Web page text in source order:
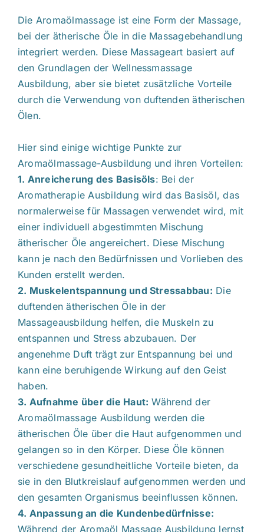
Die Aromaölmassage ist eine Form der Massage,
bei der ätherische Öle in die Massagebehandlung
integriert werden. Diese Massageart basiert auf
den Grundlagen der Wellnessmassage
Ausbildung, aber sie bietet zusätzliche Vorteile
durch die Verwendung von duftenden ätherischen
Ölen.
Hier sind einige wichtige Punkte zur
Aromaölmassage-Ausbildung und ihren Vorteilen:
1. Anreicherung des Basisöls: Bei der
Aromatherapie Ausbildung wird das Basisöl, das
normalerweise für Massagen verwendet wird, mit
einer individuell abgestimmten Mischung
ätherischer Öle angereichert. Diese Mischung
kann je nach den Bedürfnissen und Vorlieben des
Kunden erstellt werden.
2. Muskelentspannung und Stressabbau: Die
duftenden ätherischen Öle in der
Massageausbildung helfen, die Muskeln zu
entspannen und Stress abzubauen. Der
angenehme Duft trägt zur Entspannung bei und
kann eine beruhigende Wirkung auf den Geist
haben.
3. Aufnahme über die Haut: Während der
Aromaölmassage Ausbildung werden die
ätherischen Öle über die Haut aufgenommen und
gelangen so in den Körper. Diese Öle können
verschiedene gesundheitliche Vorteile bieten, da
sie in den Blutkreislauf aufgenommen werden und
den gesamten Organismus beeinflussen können.
4. Anpassung an die Kundenbedürfnisse:
Während der Aromaöl Massage Ausbildung lernst